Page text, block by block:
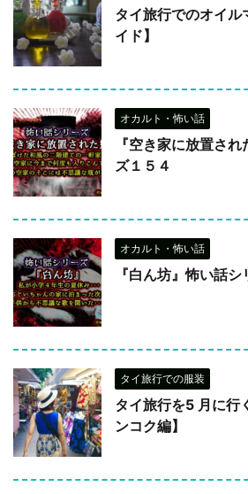
タイ旅行でのオイ
イド】
オカルト・怖い話
『空き家に放置さ
ズ１５４
オカルト・怖い話
『白ん坊』怖い話シ
タイ旅行での服装
タイ旅行を5 月に行
ンコク編】